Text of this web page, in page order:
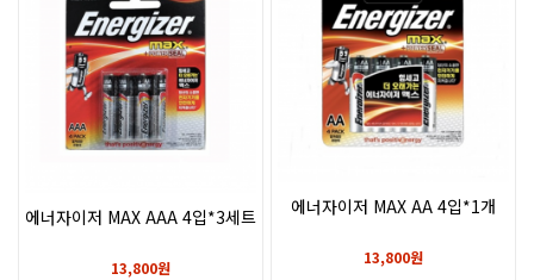
에너자이저 MAX AAA 4입*3세트
13,800원
에너자이저 MAX AA 4입*1개
13,800원